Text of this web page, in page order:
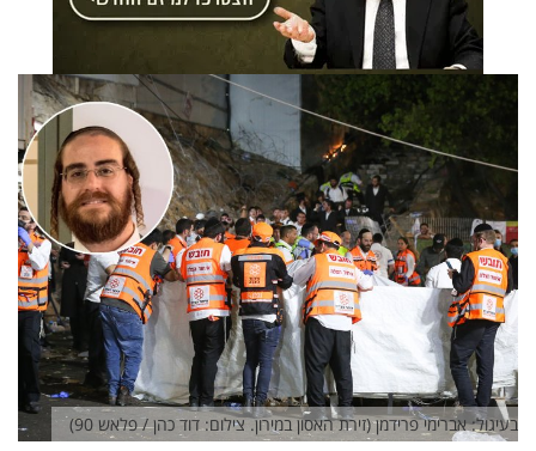
בעיגול: אברימי פרידמן (זירת האסון במירון. צילום: דוד כהן / פלאש 90)